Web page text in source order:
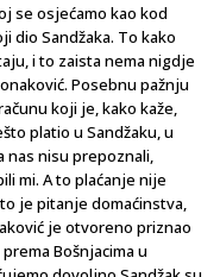
se osjećamo kao kod
dio Sandžaka. To kako
i to zaista nema nigdje
Posebnu pažnju
koji je, kako kaže,
platio u Sandžaku, u
nas nisu prepoznali,
mi. A to plaćanje nije
je pitanje domaćinstva,
je otvoreno priznao
Bošnjacima u